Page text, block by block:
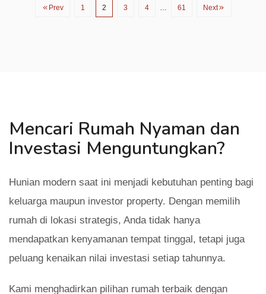
Prev 1 2 3 4 … 61 Next
Mencari Rumah Nyaman dan
Investasi Menguntungkan?
Hunian modern saat ini menjadi kebutuhan penting bagi
keluarga maupun investor property. Dengan memilih
rumah di lokasi strategis, Anda tidak hanya
mendapatkan kenyamanan tempat tinggal, tetapi juga
peluang kenaikan nilai investasi setiap tahunnya.
Kami menghadirkan pilihan rumah terbaik dengan